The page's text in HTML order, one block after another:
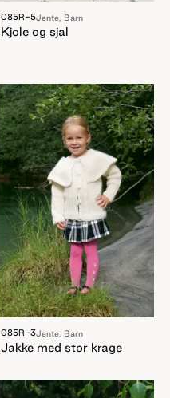
085R-5Jente, Barn
Kjole og sjal
085R-3Jente, Barn
Jakke med stor krage